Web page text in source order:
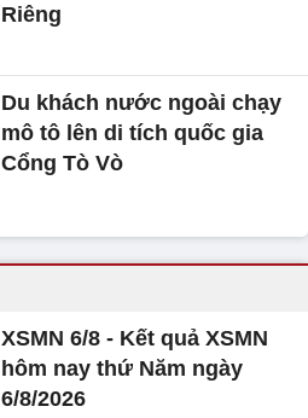
Riêng
Du khách nước ngoài chạy
mô tô lên di tích quốc gia
Cổng Tò Vò
XSMN 6/8 - Kết quả XSMN
hôm nay thứ Năm ngày
6/8/2026